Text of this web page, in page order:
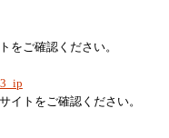
をご確認ください。
イトをご確認ください。